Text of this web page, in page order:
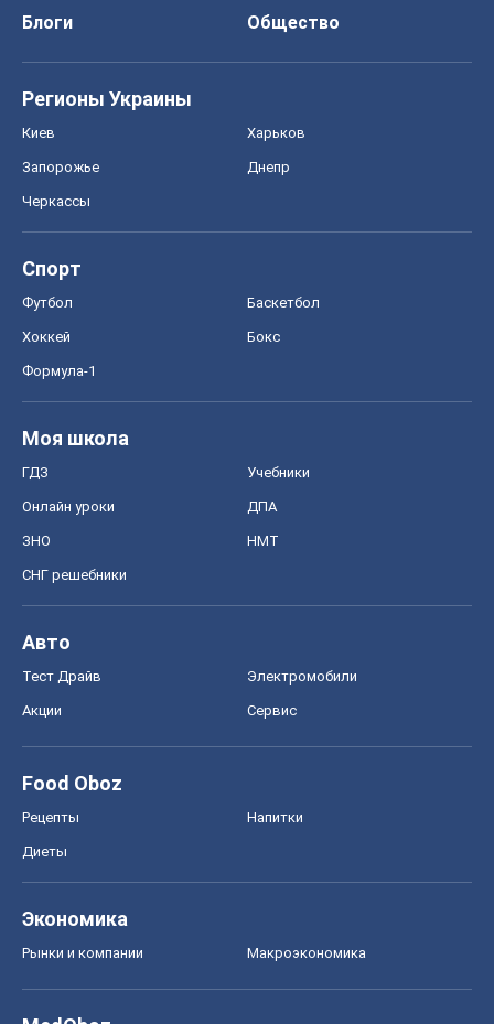
Блоги
Общество
Регионы Украины
Киев Харьков
Запорожье Днепр
Черкассы
Спорт
Футбол Баскетбол
Хоккей Бокс
Формула-1
Моя школа
ГДЗ Учебники
Онлайн уроки ДПА
ЗНО НМТ
СНГ решебники
Авто
Тест Драйв Электромобили
Акции Сервис
Food Oboz
Рецепты Напитки
Диеты
Экономика
Рынки и компании Mакроэкономика